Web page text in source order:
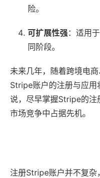
险。
可扩展性强 ：适用
同阶段。
未来几年，随着跨境电
Stripe账户的注册与应
说，尽早掌握Stripe的注
市场竞争中占据先机。
注册Stripe账户并不复杂